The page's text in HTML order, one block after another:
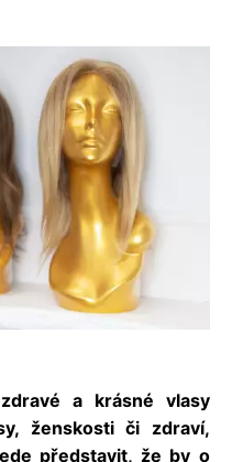
a krásné vlasy
ženskosti či zdraví,
představit, že by o